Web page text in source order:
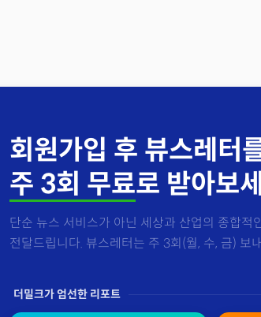
회원가입 후 뷰스레터
주 3회 무료로 받아보
단순 뉴스 서비스가 아닌 세상과 산업의 종합
전달드립니다. 뷰스레터는 주 3회(월, 수, 금) 보
더밀크가 엄선한 리포트